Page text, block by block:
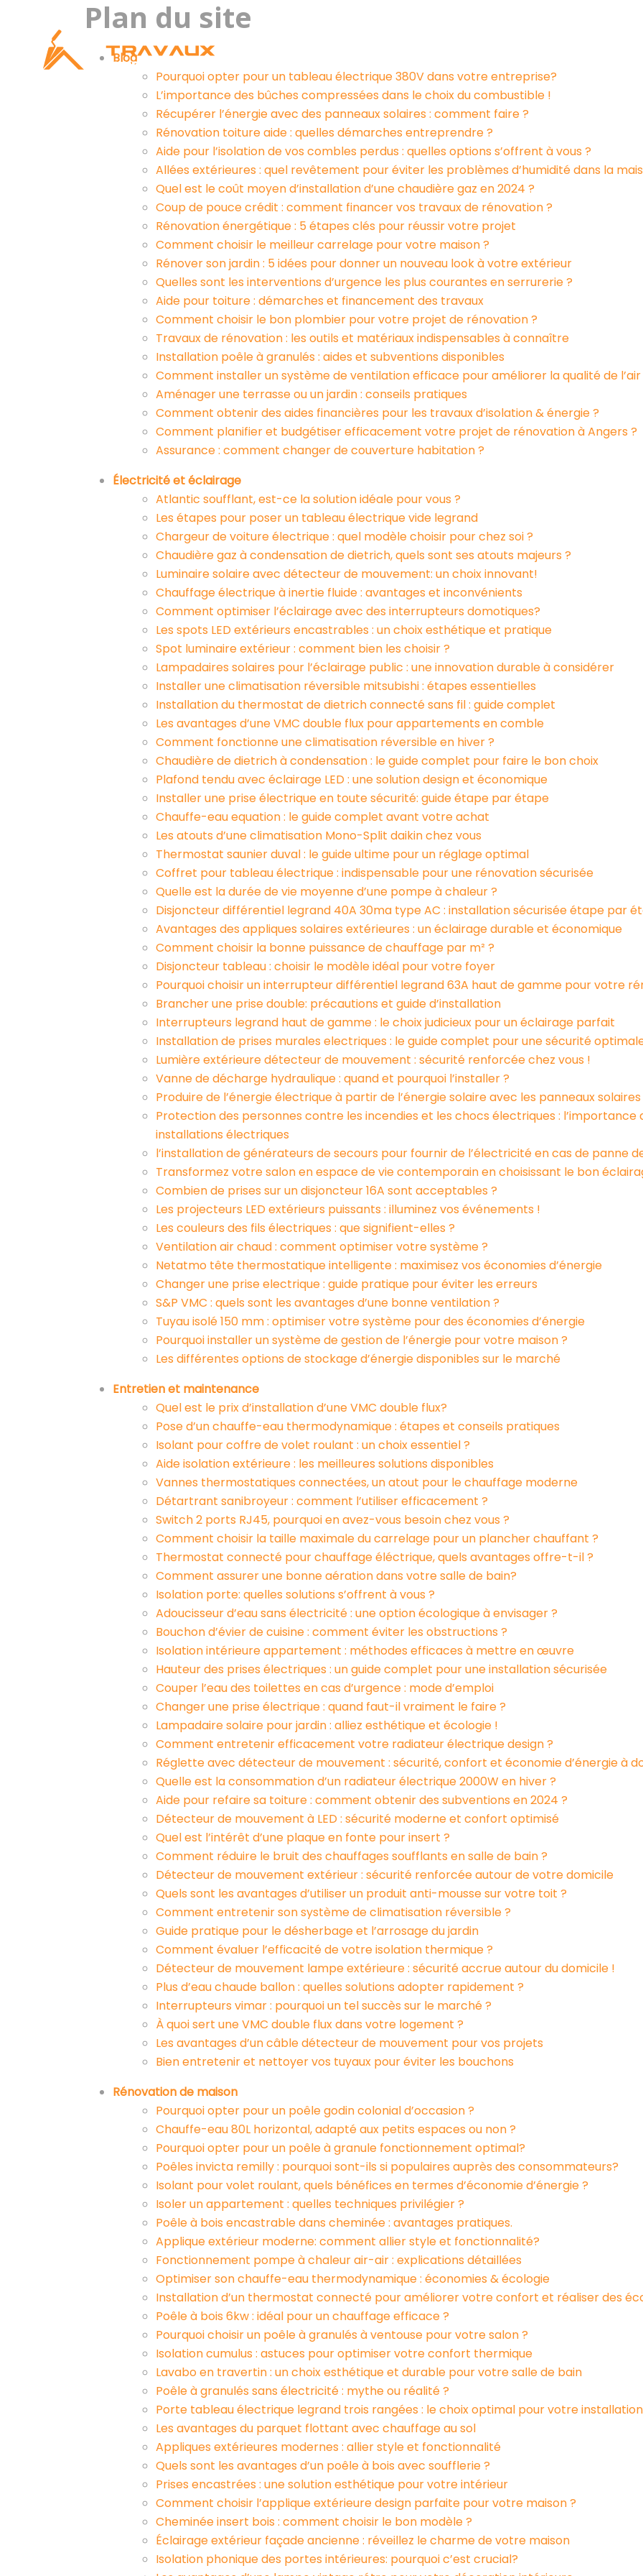
Plan du site
Blog
Pourquoi opter pour un tableau électrique 380V dans votre entreprise?
L’importance des bûches compressées dans le choix du combustible !
Récupérer l’énergie avec des panneaux solaires : comment faire ?
Rénovation toiture aide : quelles démarches entreprendre ?
Aide pour l’isolation de vos combles perdus : quelles options s’offrent à vous ?
Allées extérieures : quel revêtement pour éviter les problèmes d’humidité dans la
Quel est le coût moyen d’installation d’une chaudière gaz en 2024 ?
Coup de pouce crédit : comment financer vos travaux de rénovation ?
Rénovation énergétique : 5 étapes clés pour réussir votre projet
Comment choisir le meilleur carrelage pour votre maison ?
Rénover son jardin : 5 idées pour donner un nouveau look à votre extérieur
Quelles sont les interventions d’urgence les plus courantes en serrurerie ?
Aide pour toiture : démarches et financement des travaux
Comment choisir le bon plombier pour votre projet de rénovation ?
Travaux de rénovation : les outils et matériaux indispensables à connaître
Installation poêle à granulés : aides et subventions disponibles
Comment installer un système de ventilation efficace pour améliorer la qualité de
Aménager une terrasse ou un jardin : conseils pratiques
Comment obtenir des aides financières pour les travaux d’isolation & énergie ?
Comment planifier et budgétiser efficacement votre projet de rénovation à Angers ?
Assurance : comment changer de couverture habitation ?
Électricité et éclairage
Atlantic soufflant, est-ce la solution idéale pour vous ?
Les étapes pour poser un tableau électrique vide legrand
Chargeur de voiture électrique : quel modèle choisir pour chez soi ?
Chaudière gaz à condensation de dietrich, quels sont ses atouts majeurs ?
Luminaire solaire avec détecteur de mouvement: un choix innovant!
Chauffage électrique à inertie fluide : avantages et inconvénients
Comment optimiser l’éclairage avec des interrupteurs domotiques?
Les spots LED extérieurs encastrables : un choix esthétique et pratique
Spot luminaire extérieur : comment bien les choisir ?
Lampadaires solaires pour l’éclairage public : une innovation durable à considérer
Installer une climatisation réversible mitsubishi : étapes essentielles
Installation du thermostat de dietrich connecté sans fil : guide complet
Les avantages d’une VMC double flux pour appartements en comble
Comment fonctionne une climatisation réversible en hiver ?
Chaudière de dietrich à condensation : le guide complet pour faire le bon choix
Plafond tendu avec éclairage LED : une solution design et économique
Installer une prise électrique en toute sécurité: guide étape par étape
Chauffe-eau equation : le guide complet avant votre achat
Les atouts d’une climatisation Mono-Split daikin chez vous
Thermostat saunier duval : le guide ultime pour un réglage optimal
Coffret pour tableau électrique : indispensable pour une rénovation sécurisée
Quelle est la durée de vie moyenne d’une pompe à chaleur ?
Disjoncteur différentiel legrand 40A 30ma type AC : installation sécurisée étape par
Avantages des appliques solaires extérieures : un éclairage durable et économique
Comment choisir la bonne puissance de chauffage par m² ?
Disjoncteur tableau : choisir le modèle idéal pour votre foyer
Pourquoi choisir un interrupteur différentiel legrand 63A haut de gamme pour votre
Brancher une prise double: précautions et guide d’installation
Interrupteurs legrand haut de gamme : le choix judicieux pour un éclairage parfait
Installation de prises murales electriques : le guide complet pour une sécurité
Lumière extérieure détecteur de mouvement : sécurité renforcée chez vous !
Vanne de décharge hydraulique : quand et pourquoi l’installer ?
Produire de l’énergie électrique à partir de l’énergie solaire avec les panneaux solaires
Protection des personnes contre les incendies et les chocs électriques :
installations électriques
l’installation de générateurs de secours pour fournir de l’électricité en cas de panne
Transformez votre salon en espace de vie contemporain en choisissant le bon
Combien de prises sur un disjoncteur 16A sont acceptables ?
Les projecteurs LED extérieurs puissants : illuminez vos événements !
Les couleurs des fils électriques : que signifient-elles ?
Ventilation air chaud : comment optimiser votre système ?
Netatmo tête thermostatique intelligente : maximisez vos économies d’énergie
Changer une prise electrique : guide pratique pour éviter les erreurs
S&P VMC : quels sont les avantages d’une bonne ventilation ?
Tuyau isolé 150 mm : optimiser votre système pour des économies d’énergie
Pourquoi installer un système de gestion de l’énergie pour votre maison ?
Les différentes options de stockage d’énergie disponibles sur le marché
Entretien et maintenance
Quel est le prix d’installation d’une VMC double flux?
Pose d’un chauffe-eau thermodynamique : étapes et conseils pratiques
Isolant pour coffre de volet roulant : un choix essentiel ?
Aide isolation extérieure : les meilleures solutions disponibles
Vannes thermostatiques connectées, un atout pour le chauffage moderne
Détartrant sanibroyeur : comment l’utiliser efficacement ?
Switch 2 ports RJ45, pourquoi en avez-vous besoin chez vous ?
Comment choisir la taille maximale du carrelage pour un plancher chauffant ?
Thermostat connecté pour chauffage éléctrique, quels avantages offre-t-il ?
Comment assurer une bonne aération dans votre salle de bain?
Isolation porte: quelles solutions s’offrent à vous ?
Adoucisseur d’eau sans électricité : une option écologique à envisager ?
Bouchon d’évier de cuisine : comment éviter les obstructions ?
Isolation intérieure appartement : méthodes efficaces à mettre en œuvre
Hauteur des prises électriques : un guide complet pour une installation sécurisée
Couper l’eau des toilettes en cas d’urgence : mode d’emploi
Changer une prise électrique : quand faut-il vraiment le faire ?
Lampadaire solaire pour jardin : alliez esthétique et écologie !
Comment entretenir efficacement votre radiateur électrique design ?
Réglette avec détecteur de mouvement : sécurité, confort et économie d’énergie à
Quelle est la consommation d’un radiateur électrique 2000W en hiver ?
Aide pour refaire sa toiture : comment obtenir des subventions en 2024 ?
Détecteur de mouvement à LED : sécurité moderne et confort optimisé
Quel est l’intérêt d’une plaque en fonte pour insert ?
Comment réduire le bruit des chauffages soufflants en salle de bain ?
Détecteur de mouvement extérieur : sécurité renforcée autour de votre domicile
Quels sont les avantages d’utiliser un produit anti-mousse sur votre toit ?
Comment entretenir son système de climatisation réversible ?
Guide pratique pour le désherbage et l’arrosage du jardin
Comment évaluer l’efficacité de votre isolation thermique ?
Détecteur de mouvement lampe extérieure : sécurité accrue autour du domicile !
Plus d’eau chaude ballon : quelles solutions adopter rapidement ?
Interrupteurs vimar : pourquoi un tel succès sur le marché ?
À quoi sert une VMC double flux dans votre logement ?
Les avantages d’un câble détecteur de mouvement pour vos projets
Bien entretenir et nettoyer vos tuyaux pour éviter les bouchons
Rénovation de maison
Pourquoi opter pour un poêle godin colonial d’occasion ?
Chauffe-eau 80L horizontal, adapté aux petits espaces ou non ?
Pourquoi opter pour un poêle à granule fonctionnement optimal?
Poêles invicta remilly : pourquoi sont-ils si populaires auprès des consommateurs?
Isolant pour volet roulant, quels bénéfices en termes d’économie d’énergie ?
Isoler un appartement : quelles techniques privilégier ?
Poêle à bois encastrable dans cheminée : avantages pratiques.
Applique extérieur moderne: comment allier style et fonctionnalité?
Fonctionnement pompe à chaleur air-air : explications détaillées
Optimiser son chauffe-eau thermodynamique : économies & écologie
Installation d’un thermostat connecté pour améliorer votre confort et réaliser des
Poêle à bois 6kw : idéal pour un chauffage efficace ?
Pourquoi choisir un poêle à granulés à ventouse pour votre salon ?
Isolation cumulus : astuces pour optimiser votre confort thermique
Lavabo en travertin : un choix esthétique et durable pour votre salle de bain
Poêle à granulés sans électricité : mythe ou réalité ?
Porte tableau électrique legrand trois rangées : le choix optimal pour votre
Les avantages du parquet flottant avec chauffage au sol
Appliques extérieures modernes : allier style et fonctionnalité
Quels sont les avantages d’un poêle à bois avec soufflerie ?
Prises encastrées : une solution esthétique pour votre intérieur
Comment choisir l’applique extérieure design parfaite pour votre maison ?
Cheminée insert bois : comment choisir le bon modèle ?
Éclairage extérieur façade ancienne : réveillez le charme de votre maison
Isolation phonique des portes intérieures: pourquoi c’est crucial?